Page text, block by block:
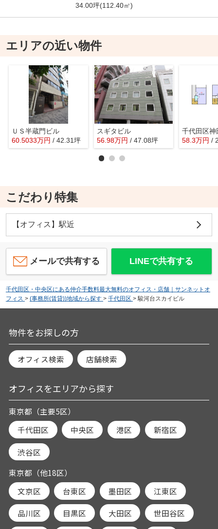
34.00坪(112.40㎡)
エリアの近い物件
ＵＳ半蔵門ビル
60.5033万円 / 42.31坪
スギタビル
56.98万円 / 47.08坪 58.3万円 /
こだわり特集
【オフィス】駅近
メールで共有する LINEで共有する
千代田区・中央区にある仲介手数料最大無料のオフィス・店舗｜サンネットオ
フィス > (事務所(賃貸))地域から探す > 千代田区 > 駿河台スカイビル
物件をお探しの方
オフィス検索 店舗検索
オフィスをエリアから探す
東京都（主要5区）
千代田区
中央区 港区 新宿区
渋谷区
東京都（他18区）
文京区
台東区 墨田区 江東区
品川区 目黒区 大田区 世田谷区